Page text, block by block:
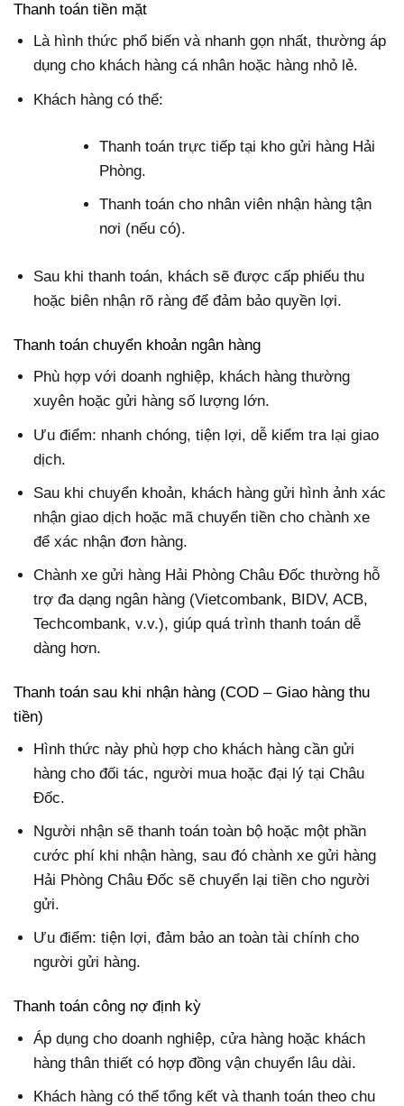
Thanh toán tiền mặt
Là hình thức phổ biến và nhanh gọn nhất, thường áp
dụng cho khách hàng cá nhân hoặc hàng nhỏ lẻ.
Khách hàng có thể:
Thanh toán trực tiếp tại kho gửi hàng Hải
Phòng.
Thanh toán cho nhân viên nhận hàng tận
nơi (nếu có).
Sau khi thanh toán, khách sẽ được cấp phiếu thu
hoặc biên nhận rõ ràng để đảm bảo quyền lợi.
Thanh toán chuyển khoản ngân hàng
Phù hợp với doanh nghiệp, khách hàng thường
xuyên hoặc gửi hàng số lượng lớn.
Ưu điểm: nhanh chóng, tiện lợi, dễ kiểm tra lại giao
dịch.
Sau khi chuyển khoản, khách hàng gửi hình ảnh xác
nhận giao dịch hoặc mã chuyển tiền cho chành xe
để xác nhận đơn hàng.
Chành xe gửi hàng Hải Phòng Châu Đốc thường hỗ
trợ đa dạng ngân hàng (Vietcombank, BIDV, ACB,
Techcombank, v.v.), giúp quá trình thanh toán dễ
dàng hơn.
Thanh toán sau khi nhận hàng (COD – Giao hàng thu
tiền)
Hình thức này phù hợp cho khách hàng cần gửi
hàng cho đối tác, người mua hoặc đại lý tại Châu
Đốc.
Người nhận sẽ thanh toán toàn bộ hoặc một phần
cước phí khi nhận hàng, sau đó chành xe gửi hàng
Hải Phòng Châu Đốc sẽ chuyển lại tiền cho người
gửi.
Ưu điểm: tiện lợi, đảm bảo an toàn tài chính cho
người gửi hàng.
Thanh toán công nợ định kỳ
Áp dụng cho doanh nghiệp, cửa hàng hoặc khách
hàng thân thiết có hợp đồng vận chuyển lâu dài.
Khách hàng có thể tổng kết và thanh toán theo chu